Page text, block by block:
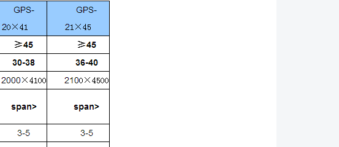
损坏。在调整松动部件之前，要根据现场安全规程，断开振动筛电源并
使振动筛停机。 ●在设备*初运行50小时之后和此后每隔150小时运
行之后，或按照本说明书的维护部分中的规定，检查所有螺栓的紧固
性。 ●在设备*初连续运行的50小时期间，要经常地检查振动电机的
工作温度，以便保证正确地选择适合于工作温度的润滑油。 ●振动
爬上正在运行的筛子。 ●要遵循执行筛子的每日例行检查和每隔